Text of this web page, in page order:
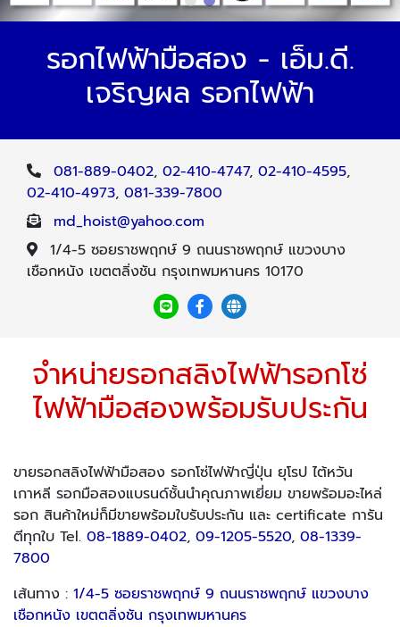
รอกไฟฟ้ามือสอง - เอ็ม.ดี.
เจริญผล รอกไฟฟ้า
081-889-0402, 02-410-4747, 02-410-4595,
02-410-4973, 081-339-7800
md_hoist@yahoo.com
1/4-5 ซอยราชพฤกษ์ 9 ถนนราชพฤกษ์ แขวงบาง
เชือกหนัง เขตตลิ่งชัน กรุงเทพมหานคร 10170
จำหน่ายรอกสลิงไฟฟ้ารอกโซ่
ไฟฟ้ามือสองพร้อมรับประกัน
ขายรอกสลิงไฟฟ้ามือสอง รอกโซ่ไฟฟ้าญี่ปุ่น ยุโรป ไต้หวัน
เกาหลี รอกมือสองแบรนด์ชั้นนำคุณภาพเยี่ยม ขายพร้อมอะไหล่
รอก สินค้าใหม่ก็มีขายพร้อมใบรับประกัน และ certificate การัน
ตีทุกใบ Tel. 08-1889-0402, 09-1205-5520, 08-1339-
7800
เส้นทาง : 1/4-5 ซอยราชพฤกษ์ 9 ถนนราชพฤกษ์ แขวงบาง
เชือกหนัง เขตตลิ่งชัน กรุงเทพมหานคร